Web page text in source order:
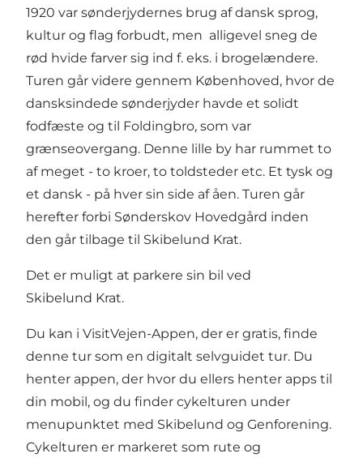
1920 var sønderjydernes brug af dansk sprog,
kultur og flag forbudt, men alligevel sneg de
rød hvide farver sig ind f. eks. i brogelændere.
Turen går videre gennem Københoved, hvor de
dansksindede sønderjyder havde et solidt
fodfæste og til Foldingbro, som var
grænseovergang. Denne lille by har rummet to
af meget - to kroer, to toldsteder etc. Et tysk og
et dansk - på hver sin side af åen. Turen går
herefter forbi Sønderskov Hovedgård inden
den går tilbage til Skibelund Krat.
Det er muligt at parkere sin bil ved
Skibelund Krat.
Du kan i VisitVejen-Appen, der er gratis, finde
denne tur som en digitalt selvguidet tur. Du
henter appen, der hvor du ellers henter apps til
din mobil, og du finder cykelturen under
menupunktet med Skibelund og Genforening.
Cykelturen er markeret som rute og